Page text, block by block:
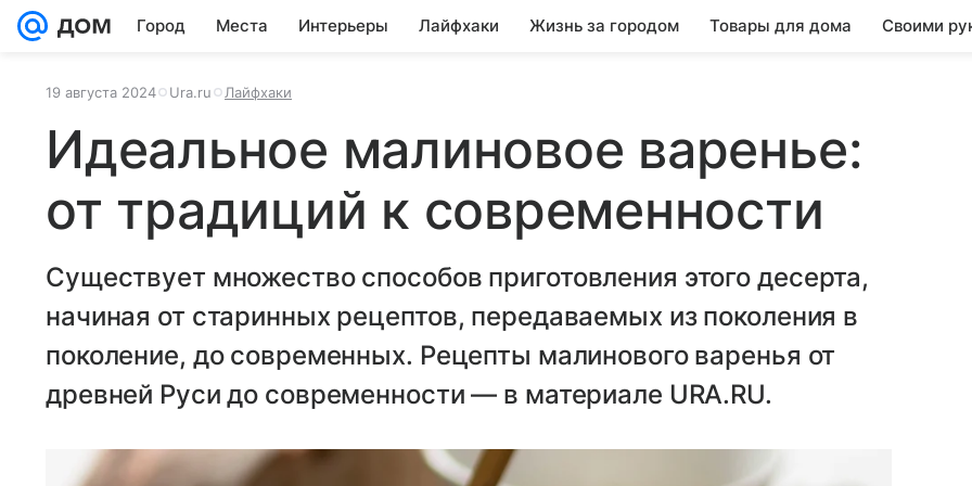
Город Места Интерьеры Лайфхаки Жизнь за городом Товары для дома Своими
19 августа 2024 Ura.ru Лайфхаки
Идеальное малиновое варенье:
от традиций к современности
Существует множество способов приготовления этого десерта,
начиная от старинных рецептов, передаваемых из поколения в
поколение, до современных. Рецепты малинового варенья от
древней Руси до современности — в материале URA.RU.